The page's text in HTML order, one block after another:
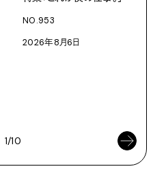
NO.953
2026年8月6日
1/10